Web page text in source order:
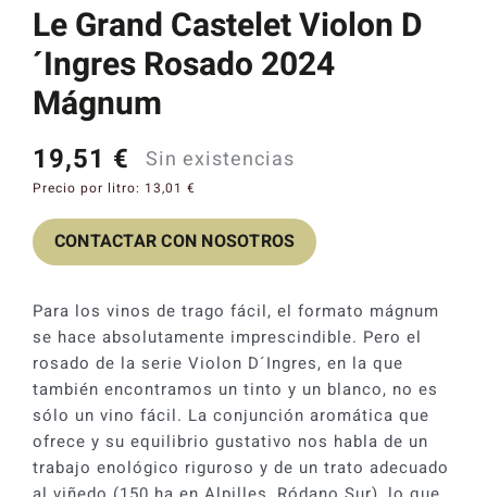
Le Grand Castelet Violon D
´Ingres Rosado 2024
Mágnum
19,51 € Sin existencias
Precio por litro: 13,01 €
CONTACTAR CON NOSOTROS
Para los vinos de trago fácil, el formato mágnum
se hace absolutamente imprescindible. Pero el
rosado de la serie Violon D´Ingres, en la que
también encontramos un tinto y un blanco, no es
sólo un vino fácil. La conjunción aromática que
ofrece y su equilibrio gustativo nos habla de un
trabajo enológico riguroso y de un trato adecuado